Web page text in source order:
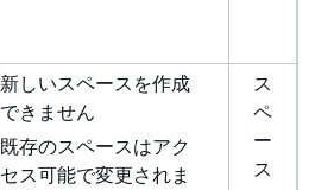
新しいスペースを作成
できません
既存のスペースはアク
セス可能で変更されま
ス
ペ
ー
ス